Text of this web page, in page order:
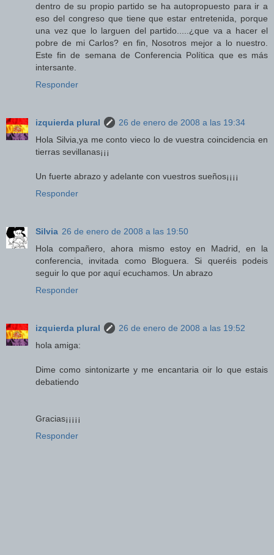
dentro de su propio partido se ha autopropuesto para ir a
eso del congreso que tiene que estar entretenida, porque
una vez que lo larguen del partido.....¿que va a hacer el
pobre de mi Carlos? en fin, Nosotros mejor a lo nuestro.
Este fin de semana de Conferencia Política que es más
intersante.
Responder
izquierda plural
26 de enero de 2008 a las 19:34
Hola Silvia,ya me conto vieco lo de vuestra coincidencia en
tierras sevillanas¡¡¡
Un fuerte abrazo y adelante con vuestros sueños¡¡¡¡
Responder
Silvia 26 de enero de 2008 a las 19:50
Hola compañero, ahora mismo estoy en Madrid, en la
conferencia, invitada como Bloguera. Si queréis podeis
seguir lo que por aquí ecuchamos. Un abrazo
Responder
izquierda plural
26 de enero de 2008 a las 19:52
hola amiga:
Dime como sintonizarte y me encantaria oir lo que estais
debatiendo
Gracias¡¡¡¡¡
Responder